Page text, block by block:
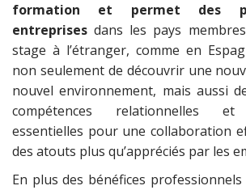
formation et permet des
entreprises dans les pays
stage à l’étranger, comme en
non seulement de découvrir une
nouvel environnement, mais aussi
compétences relationnelles et
essentielles pour une collaboration
des atouts plus qu’appréciés par les
En plus des bénéfices